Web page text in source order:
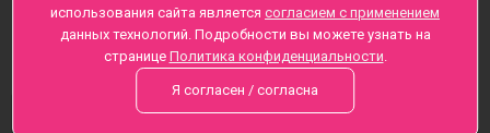
Sankt-Peterburg, Zaozernaya 6
+7 (812) 425-01-16
Questions? Call 24 hours
использования сайта является согласием с применением
данных технологий. Подробности вы можете узнать на
странице Политика конфиденциальности.
Я согласен / согласна